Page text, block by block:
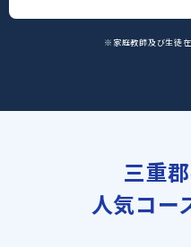
※家庭教師及び生徒
三重
人気コー